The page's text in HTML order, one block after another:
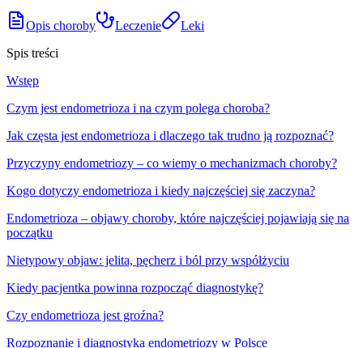
Opis choroby Leczenie
Leki
Spis treści
Wstęp
Czym jest endometrioza i na czym polega choroba?
Jak częsta jest endometrioza i dlaczego tak trudno ją rozpoznać?
Przyczyny endometriozy – co wiemy o mechanizmach choroby?
Kogo dotyczy endometrioza i kiedy najczęściej się zaczyna?
Endometrioza – objawy choroby, które najczęściej pojawiają się na
początku
Nietypowy objaw: jelita, pęcherz i ból przy współżyciu
Kiedy pacjentka powinna rozpocząć diagnostykę?
Czy endometrioza jest groźna?
Rozpoznanie i diagnostyka endometriozy w Polsce